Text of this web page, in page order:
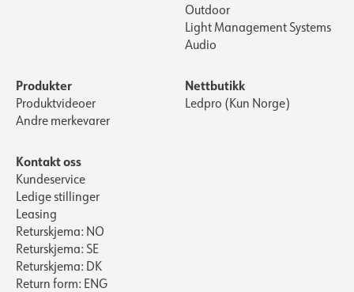
Outdoor
Light Management Systems
Audio
Produkter
Produktvideoer
Andre merkevarer
Nettbutikk
Ledpro (Kun Norge)
Kontakt oss
Kundeservice
Ledige stillinger
Leasing
Returskjema: NO
Returskjema: SE
Returskjema: DK
Return form: ENG